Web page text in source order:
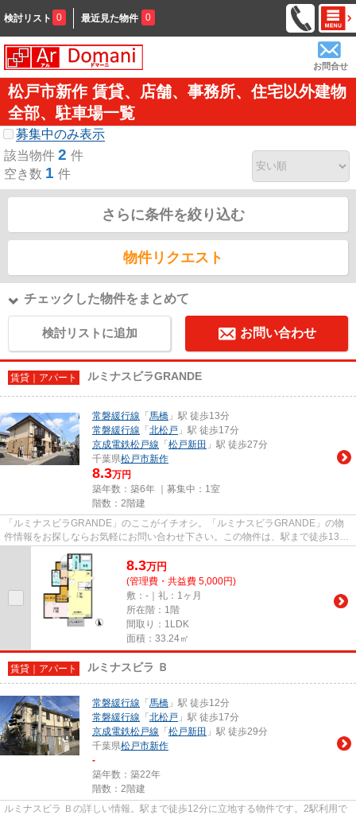
検討リスト 0 最近見た物件 0
お問合せ
松戸市新作 賃貸、店舗、事務所、住宅以外建物
全部、駐車場一覧
募集中のみ表示
該当物件 2 件
空き数 1 件
さらに条件を絞り込む
物件リクエスト
チェックした物件をまとめて
検討リストに追加 お問い合わせ
賃貸｜アパート ルミナスビラGRANDE
常磐緩行線 「 馬橋 」駅 徒歩13分
常磐緩行線 「 北松戸 」駅 徒歩17分
京成電鉄松戸線 「 松戸新田 」駅 徒歩27分
千葉県松戸市新作
8.3万円
築年数：築6年 ｜募集中： 1室
階数：2階建
「ルミナスビラGRANDE」のここがイチオシ。「ルミナスビラGRANDE」の物
件情報をお探しならお気軽にお問い合わせ下さい。この物件は、駅まで徒歩13分
8.3万円
(管理費・共益費 5,000円)
敷：-｜礼：1ヶ月
所在階：1階
間取り：1LDK
面積：33.24㎡
賃貸｜アパート ルミナスビラ Ｂ
常磐緩行線 「 馬橋 」駅 徒歩12分
常磐緩行線 「 北松戸 」駅 徒歩17分
京成電鉄松戸線 「 松戸新田 」駅 徒歩29分
千葉県松戸市新作
-
築年数：築22年
階数：2階建
ルミナスビラ Ｂの詳しい情報。駅まで徒歩12分に立地する物件です。2駅利用で